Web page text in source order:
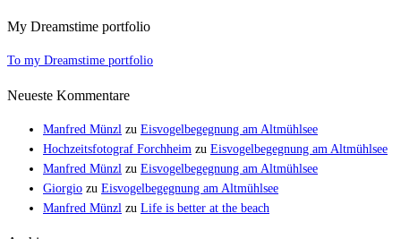
My Dreamstime portfolio
To my Dreamstime portfolio
Neueste Kommentare
Manfred Münzl zu Eisvogelbegegnung am Altmühlsee
Hochzeitsfotograf Forchheim zu Eisvogelbegegnung am Altmühlsee
Manfred Münzl zu Eisvogelbegegnung am Altmühlsee
Giorgio zu Eisvogelbegegnung am Altmühlsee
Manfred Münzl zu Life is better at the beach